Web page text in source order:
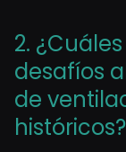
2.
desafíos
de
históricos?